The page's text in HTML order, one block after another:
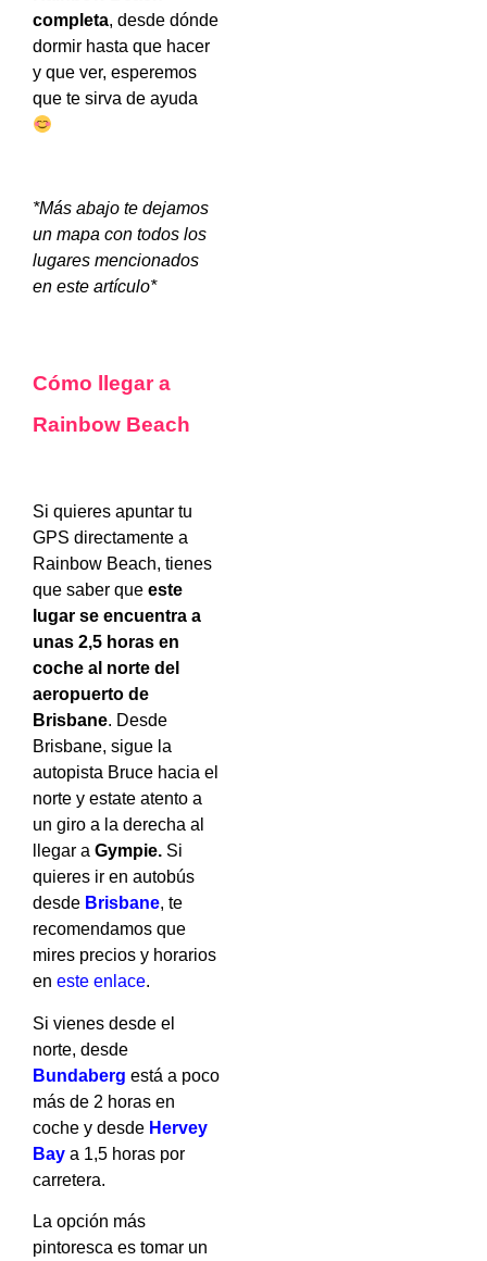
completa, desde dónde
dormir hasta que hacer
y que ver, esperemos
que te sirva de ayuda
*Más abajo te dejamos
un mapa con todos los
lugares mencionados
en este artículo*
Cómo llegar a
Rainbow Beach
Si quieres apuntar tu
GPS directamente a
Rainbow Beach, tienes
que saber que este
lugar se encuentra a
unas 2,5 horas en
coche al norte del
aeropuerto de
Brisbane. Desde
Brisbane, sigue la
autopista Bruce hacia el
norte y estate atento a
un giro a la derecha al
llegar a Gympie. Si
quieres ir en autobús
desde Brisbane, te
recomendamos que
mires precios y horarios
en este enlace.
Si vienes desde el
norte, desde
Bundaberg está a poco
más de 2 horas en
coche y desde Hervey
Bay a 1,5 horas por
carretera.
La opción más
pintoresca es tomar un